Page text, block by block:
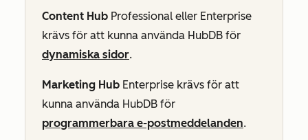
Content Hub Professional eller Enterprise
krävs för att kunna använda HubDB för
dynamiska sidor.
Marketing Hub Enterprise krävs för att
kunna använda HubDB för
programmerbara e-postmeddelanden.